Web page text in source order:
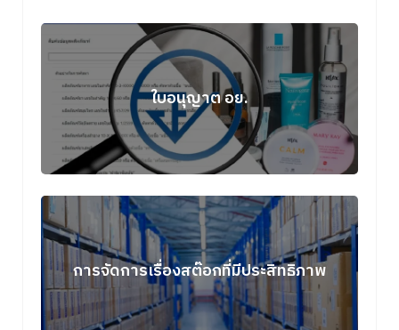
ใบอนุญาต อย.
การจัดการเรื่องสต๊อกที่มีประสิทธิภาพ